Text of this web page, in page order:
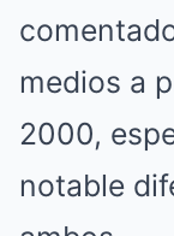
medios a
2000,
notable